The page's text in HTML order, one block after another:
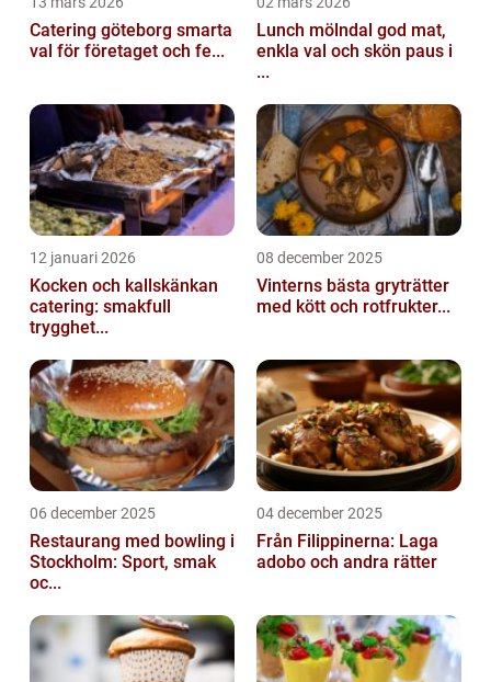
Catering göteborg smarta
val för företaget och fe...
Lunch mölndal god mat,
enkla val och skön paus i
...
12 januari 2026
Kocken och kallskänkan
catering: smakfull
trygghet...
08 december 2025
Vinterns bästa gryträtter
med kött och rotfrukter...
06 december 2025
Restaurang med bowling i
Stockholm: Sport, smak
oc...
04 december 2025
Från Filippinerna: Laga
adobo och andra rätter